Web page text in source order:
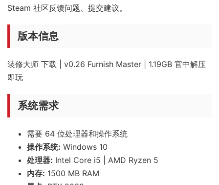
Steam 社区反馈问题、提交建议。
版本信息
装修大师 下载 | v0.26 Furnish Master | 1.19GB 官中解压
即玩
系统需求
需要 64 位处理器和操作系统
操作系统: Windows 10
处理器: Intel Core i5 | AMD Ryzen 5
内存: 1500 MB RAM